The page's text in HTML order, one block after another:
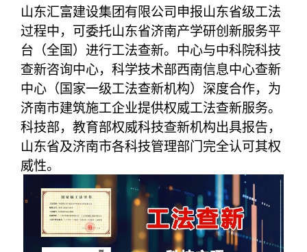
山东汇富建设集团有限公司申报山东省级工法
过程中，可委托山东省济南产学研创新服务平
台（全国）进行工法查新。中心与中科院科技
查新咨询中心，科学技术部西南信息中心查新
中心（国家一级工法查新机构）深度合作，为
济南市建筑施工企业提供权威工法查新服务。
科技部，教育部权威科技查新机构出具报告，
山东省及济南市各科技管理部门完全认可其权
威性。